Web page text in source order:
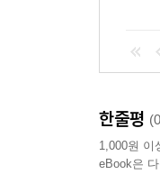
한줄평
1,000원 이
eBook은